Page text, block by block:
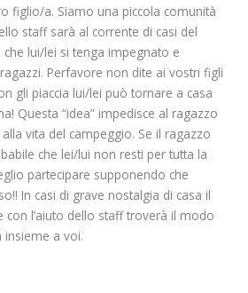
figlio/a. Siamo una piccola comunità
staff sarà al corrente di casi del
lui/lei si tenga impegnato e
Perfavore non dite ai vostri figli
gli piaccia lui/lei può tornare a casa
Questa “idea” impedisce al ragazzo
vita del campeggio. Se il ragazzo
che lei/lui non resti per tutta la
partecipare supponendo che
In casi di grave nostalgia di casa il
con l’aiuto dello staff troverà il modo
a voi.